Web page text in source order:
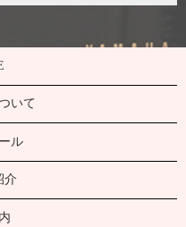
いて
ル
介